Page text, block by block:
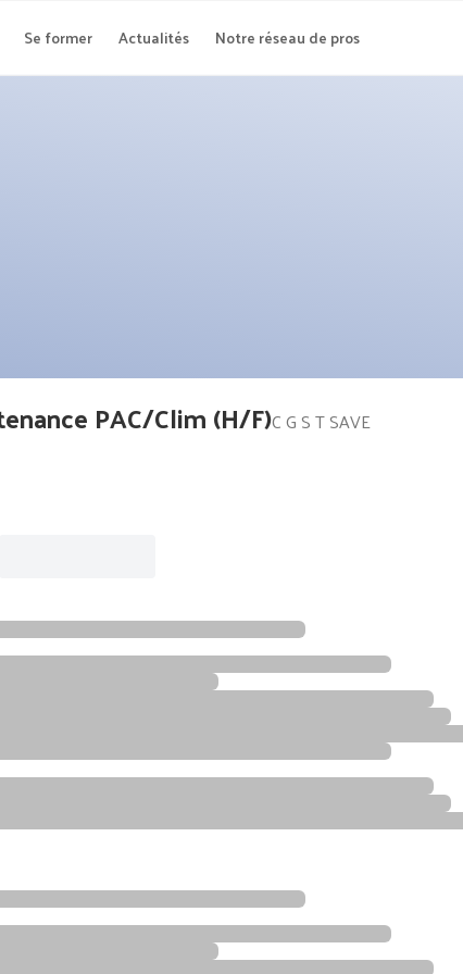
Se former Actualités Notre réseau de pros
PAC/Clim (H/F)C G S T SAVE